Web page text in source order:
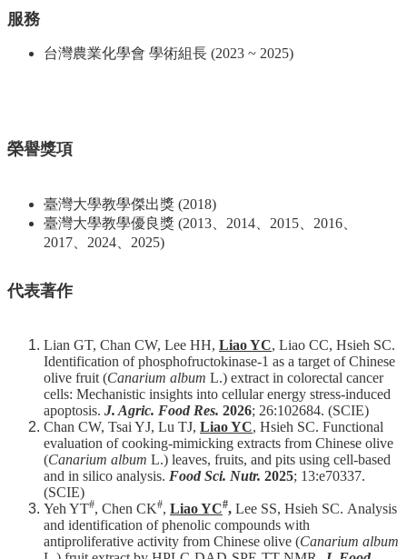
公
介
中
班
服務
台灣農業化學會 學術組長 (2023 ~ 2025)
榮譽獎項
臺灣大學教學傑出獎 (2018)
臺灣大學教學優良獎 (2013、2014、2015、2016、
2017、2024、2025)
代表著作
Lian GT, Chan CW, Lee HH, Liao YC, Liao CC, Hsieh SC.
Identification of phosphofructokinase-1 as a target of Chinese
olive fruit (Canarium album L.) extract in colorectal cancer
cells: Mechanistic insights into cellular energy stress-induced
apoptosis. J. Agric. Food Res. 2026; 26:102684. (SCIE)
Chan CW, Tsai YJ, Lu TJ, Liao YC, Hsieh SC. Functional
evaluation of cooking-mimicking extracts from Chinese olive
(Canarium album L.) leaves, fruits, and pits using cell-based
and in silico analysis. Food Sci. Nutr. 2025; 13:e70337.
(SCIE)
Yeh YT#, Chen CK#, Liao YC#, Lee SS, Hsieh SC. Analysis
and identification of phenolic compounds with
antiproliferative activity from Chinese olive (Canarium album